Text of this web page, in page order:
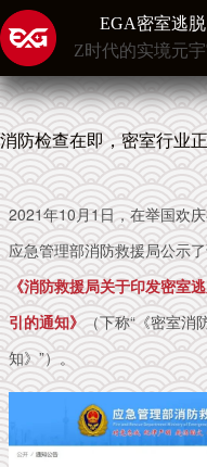
跳
至
内
容
EGA密室逃脱
Z时代的实境元
消防检查在即，密室行业
2021年10月1日，在举国欢
应急管理部消防救援局公示
《消防救援局关于印发密室
引的通知》（下称“《密室消
知》”）。